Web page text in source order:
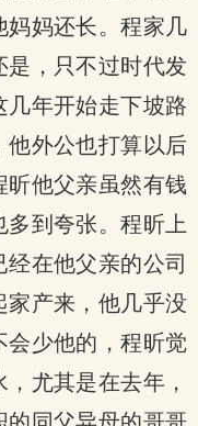
妈妈还长。程家几
是，只不过时代发
几年开始走下坡路
他外公也打算以后
他父亲虽然有钱
到夸张。程昕上
在他父亲的公司
家产来，他几乎没
会少他的，程昕觉
尤其是在去年，